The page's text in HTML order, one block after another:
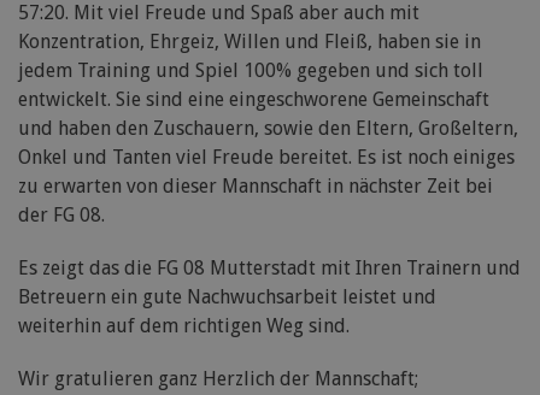
57:20. Mit viel Freude und Spaß aber auch mit
Konzentration, Ehrgeiz, Willen und Fleiß, haben sie in
jedem Training und Spiel 100% gegeben und sich toll
entwickelt. Sie sind eine eingeschworene Gemeinschaft
und haben den Zuschauern, sowie den Eltern, Großeltern,
Onkel und Tanten viel Freude bereitet. Es ist noch einiges
zu erwarten von dieser Mannschaft in nächster Zeit bei
der FG 08.
Es zeigt das die FG 08 Mutterstadt mit Ihren Trainern und
Betreuern ein gute Nachwuchsarbeit leistet und
weiterhin auf dem richtigen Weg sind.
Wir gratulieren ganz Herzlich der Mannschaft;